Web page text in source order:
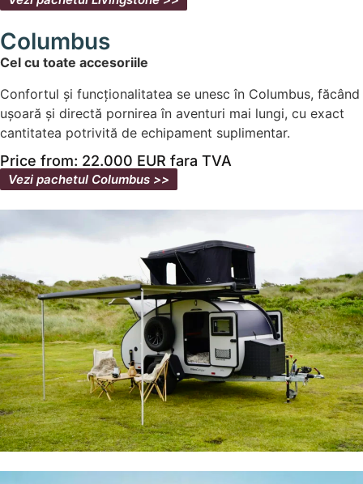
Columbus
Cel cu toate accesoriile
Confortul și funcționalitatea se unesc în Columbus, făcând
ușoară și directă pornirea în aventuri mai lungi, cu exact
cantitatea potrivită de echipament suplimentar.
Price from: 22.000 EUR fara TVA
Vezi pachetul Columbus​ >>